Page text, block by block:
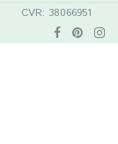
CVR: 38066951